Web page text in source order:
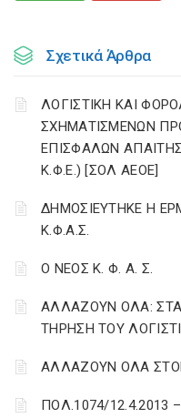
Σχετικά Άρθρα
ΛΟΓΙΣΤΙΚΗ ΚΑΙ
ΣΧΗΜΑΤΙΣΜΕΝΩΝ
ΕΠΙΣΦΑΛΩΝ
Κ.Φ.Ε.) [ΣΟΛ ΑΕΟΕ]
ΔΗΜΟΣΙΕΥΤΗΚΕ Η
Κ.Φ.Α.Σ.
Ο ΝΕΟΣ Κ. Φ. Α. Σ.
ΑΛΛΑΖΟΥΝ ΟΛΑ: ΣΤΑ
ΤΗΡΗΣΗ ΤΟΥ
ΑΛΛΑΖΟΥΝ ΟΛΑ
ΠΟΛ.1074/12.4.2013